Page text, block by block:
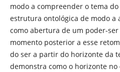
modo a compreender o tema
estrutura ontológica de modo a
como abertura de um poder-
momento posterior a esse
do ser a partir do horizonte da
demonstra como o horizonte